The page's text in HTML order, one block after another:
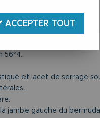
56°4.
et lacet de serrage
jambe gauche du
ACCEPTER TOUT